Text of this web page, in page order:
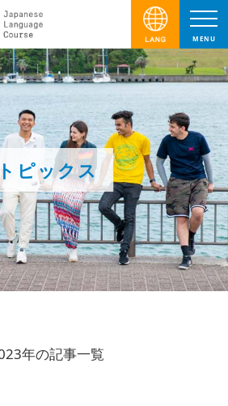
MENU
トピックス
年の記事一覧